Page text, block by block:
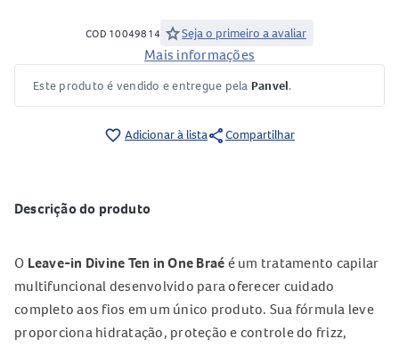
COD 10049814 starSeja o primeiro a avaliar
Mais informações
Este produto é vendido e entregue pela Panvel.
favorite_border Adicionar à listashareCompartilhar
Descrição do produto
O Leave-in Divine Ten in One Braé é um tratamento capilar
multifuncional desenvolvido para oferecer cuidado
completo aos fios em um único produto. Sua fórmula leve
proporciona hidratação, proteção e controle do frizz,